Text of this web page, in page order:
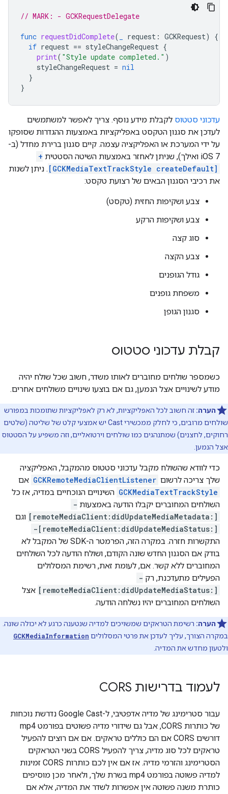
// MARK: - GCKRequestDelegate
func requestDidComplete( request : GCKRequest)
{
if request == styleChangeRequest {
print( "Style update completed." )
styleChangeRequest = nil
}
}
עדכוני סטטוס לקבלת מידע נוסף. צריך לאפשר למשתמשים
לעדכן את סגנון הטקסט באפליקציות באמצעות ההגדרות שסופקו
על ידי המערכת או האפליקציה עצמה. קיים סגנון ברירת מחדל (ב-
iOS 7 ואילך), שניתן לאחזר באמצעות השיטה הסטטית
+
[GCKMediaTextTrackStyle createDefault] . ניתן לשנות
את רכיבי הסגנון הבאים של רצועת טקסט:
צבע ושקיפות החזית (טקסט)
צבע ושקיפות הרקע
סוג קצה
צבע הקצה
גודל הגופנים
משפחת גופנים
סגנון הגופן
קבלת עדכוני סטטוס
כשמספר שולחים מחוברים לאותו משדר, חשוב שכל שולח יהיה
מודע לשינויים אצל הנמען, גם אם בוצעו שינויים משולחים אחרים.
הערה: זה חשוב לכל האפליקציות, לא רק לאפליקציות שתומכות במפורש
שולחים מרובים, כי לחלק ממכשירי Cast יש אמצעי קלט של שליטה (שלטים
רחוקים, לחצנים) שמתנהגים כמו שולחים וירטואליים, וזה משפיע על הסטטוס
אצל הנמען.
כדי לוודא שהשולח מקבל עדכוני סטטוס מהמקבל, האפליקציה
שלך צריכה לרשום GCKRemoteMediaClientListener אם
GCKMediaTextTrackStyle השינויים הנוכחיים במדיה, אז כל
השולחים המחוברים יקבלו הודעה באמצעות -
[remoteMediaClient:didUpdateMediaMetadata:] וגם
-[remoteMediaClient:didUpdateMediaStatus:]
התקשרות חזרה. במקרה הזה, הפרמטר ה-SDK של המקבל לא
בודק אם הסגנון החדש שונה הקודם, ושולח הודעה לכל השולחים
המחוברים ללא קשר. אם, לעומת זאת, רשימת המסלולים
הפעילים מתעדכנת, רק -
[remoteMediaClient:didUpdateMediaStatus:] אצל
השולחים המחוברים יהיו נשלחה הודעה.
הערה: רשימת הטראקים שמשויכים למדיה שנטענה כרגע לא יכולה שונה.
במקרה הצורך, עליך לעדכן את פרטי המסלולים GCKMediaInformation
ולטעון מחדש את המדיה.
לעמוד בדרישות CORS
עבור סטרימינג של מדיה אדפטיבי, ל-Google Cast נדרשת נוכחות
של כותרות CORS, אבל גם שידורי מדיה פשוטים בפורמט mp4
דורשים CORS אם הם כוללים טראקים. אם אם רוצים להפעיל
טראקים לכל סוג מדיה, צריך להפעיל CORS בשני הטראקים
הסטרימינג והזרמי מדיה. אז אם אין לכם כותרות CORS זמינות
למדיה פשוטה בפורמט mp4 בשרת שלך, ולאחר מכן מוסיפים
כותרת משנה פשוטה אין אפשרות לשדר את המדיה, אלא אם